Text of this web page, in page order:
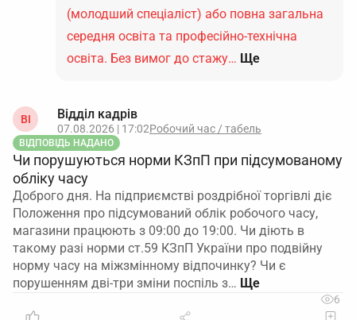
(молодший спеціаліст) або повна загальна
середня освіта та професійно-технічна
освіта. Без вимог до стажу… Ще
ВІ Відділ кадрів
07.08.2026 | 17:02Робочий час / табель
ВІДПОВІДЬ НАДАНО
Чи порушуються норми КЗпП при підсумованому
обліку часу
Доброго дня. На підприємстві роздрібної торгівлі діє
Положення про підсумований облік робочого часу,
магазини працюють з 09:00 до 19:00. Чи діють в
такому разі норми ст.59 КЗпП України про подвійну
норму часу на міжзмінному відпочинку? Чи є
порушенням дві-три зміни поспіль з…
6